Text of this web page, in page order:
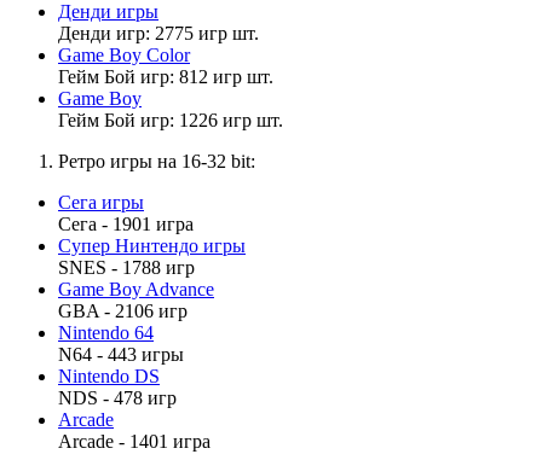
Денди игры
Денди игр: 2775 игр шт.
Game Boy Color
Гейм Бой игр: 812 игр шт.
Game Boy
Гейм Бой игр: 1226 игр шт.
Ретро игры на 16-32 bit:
Сега игры
Сега - 1901 игра
Супер Нинтендо игры
SNES - 1788 игр
Game Boy Advance
GBA - 2106 игр
Nintendo 64
N64 - 443 игры
Nintendo DS
NDS - 478 игр
Arcade
Arcade - 1401 игра